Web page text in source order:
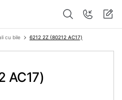
cu bile 6212 2Z (80212 АС17)
АС17)